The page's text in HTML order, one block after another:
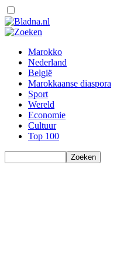
Marokko
Nederland
België
Marokkaanse diaspora
Sport
Wereld
Economie
Cultuur
Top 100